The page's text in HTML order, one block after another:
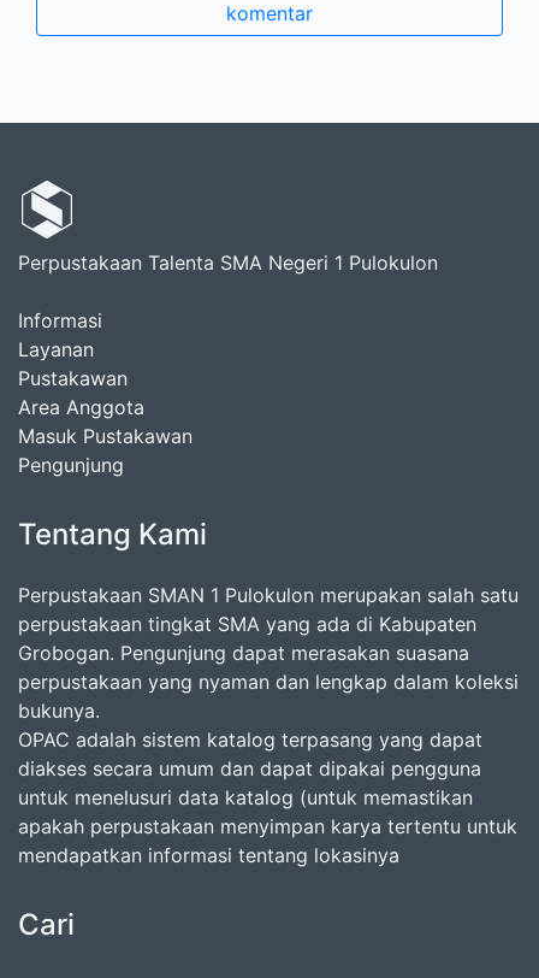
komentar
Perpustakaan Talenta SMA Negeri 1 Pulokulon
Informasi
Layanan
Pustakawan
Area Anggota
Masuk Pustakawan
Pengunjung
Tentang Kami
Perpustakaan SMAN 1 Pulokulon merupakan salah satu
perpustakaan tingkat SMA yang ada di Kabupaten
Grobogan. Pengunjung dapat merasakan suasana
perpustakaan yang nyaman dan lengkap dalam koleksi
bukunya.
OPAC adalah sistem katalog terpasang yang dapat
diakses secara umum dan dapat dipakai pengguna
untuk menelusuri data katalog (untuk memastikan
apakah perpustakaan menyimpan karya tertentu untuk
mendapatkan informasi tentang lokasinya
Cari